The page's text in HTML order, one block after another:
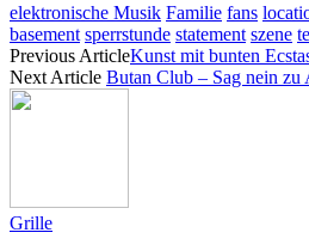
elektronische Musik Familie fans
basement sperrstunde statement szene
Previous ArticleKunst mit bunten
Next Article Butan Club – Sag nein zu
Grille